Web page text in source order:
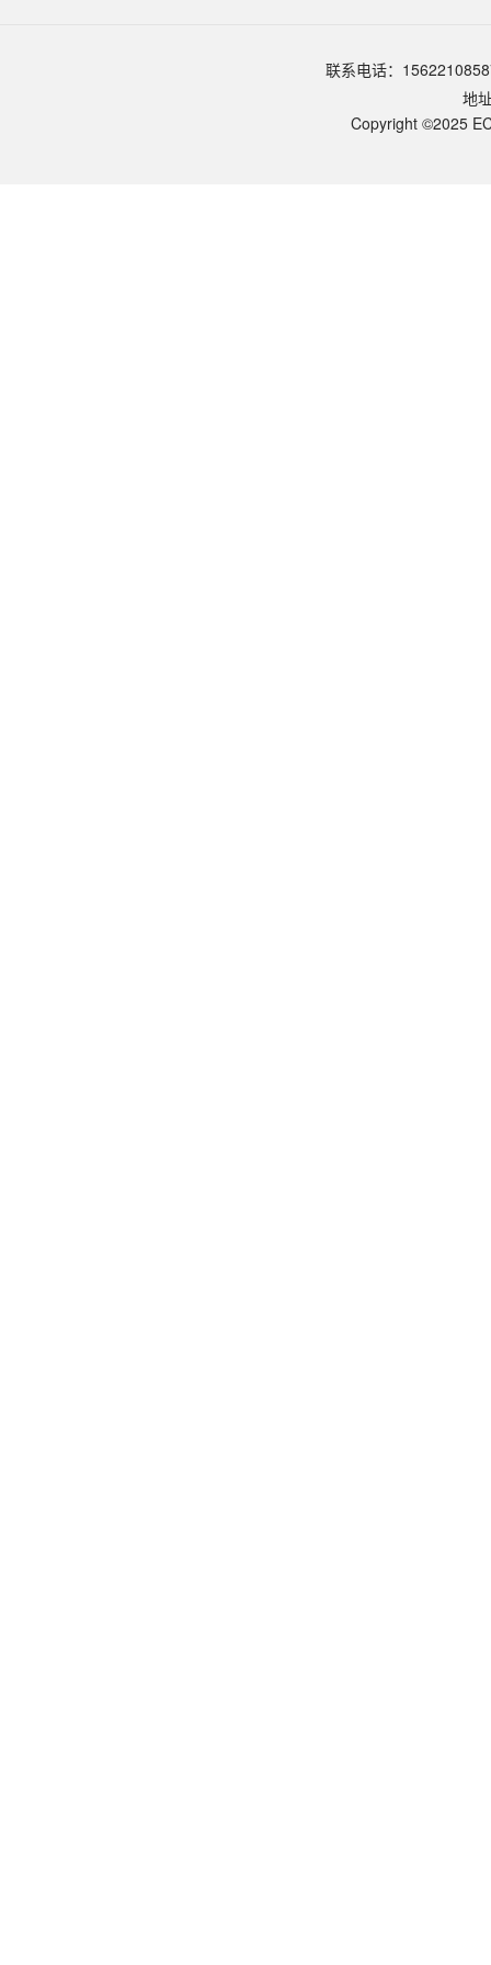
参照产品说明书中的保存条件。一般生物科研试剂建议在2-8℃或-
SCIENTIFIC常规库存产品一般1-3个工作日内发货。如遇缺
联系电话：
地
Copyright ©2025